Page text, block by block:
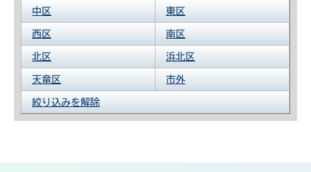
中区
東区
西区 南区
北区 浜北区
天竜区 市外
絞り込みを解除